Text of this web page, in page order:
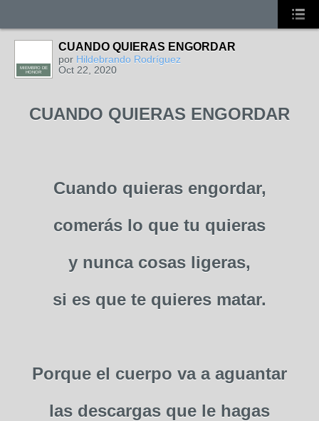
MIEMBRO DE
HONOR
CUANDO QUIERAS ENGORDAR
por Hildebrando Rodríguez
Oct 22, 2020
CUANDO QUIERAS ENGORDAR
Cuando quieras engordar,
comerás lo que tu quieras
y nunca cosas ligeras,
si es que te quieres matar.
Porque el cuerpo va a aguantar
las descargas que le hagas